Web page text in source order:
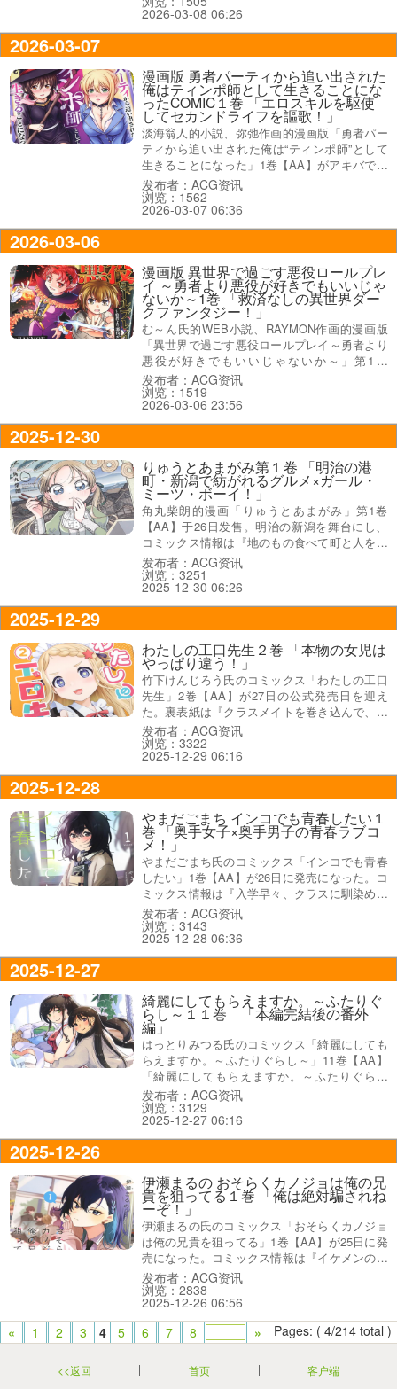
女子が高校生を満喫する無軌道コメディ！』だ
った。
2026-03-08 06:26
2026-03-07
漫画版 勇者パーティから追い出された
俺はティンポ師として生きることにな
ったCOMIC１巻 「エロスキルを駆使
してセカンドライフを謳歌！」
淡海翁人的小説、弥弛作画的漫画版「勇者パー
ティから追い出された俺は“ティンポ師”として
生きることになった」1巻【AA】がアキバでは
もう出ていて、コミックス情報は『元最強賢者
がティンポ師にクラスチェンジ！？』、『エロ
スキルを駆使してセカンドライフを謳歌！』に
なってる。
发布者：ACG资讯
浏览：1562
2026-03-07 06:36
2026-03-06
漫画版 異世界で過ごす悪役ロールプレ
イ ～勇者より悪役が好きでもいいじゃ
ないか～1巻 「救済なしの異世界ダー
クファンタジー！」
む～ん氏的WEB小説、RAYMON作画的漫画版
「異世界で過ごす悪役ロールプレイ～勇者より
悪役が好きでもいいじゃないか～」第1卷
【AA】于秋叶原发售。裏表紙が『いつか魔王へ
至る悪逆譚、開幕！』、オビ謳い文句は『救済
なしの異世界ダークファンタジー！』などな
ど。
发布者：ACG资讯
浏览：1519
2026-03-06 23:56
2025-12-30
りゅうとあまがみ第１卷 「明治の港
町・新潟で紡がれるグルメ×ガール・
ミーツ・ボーイ！」
角丸柴朗的漫画「りゅうとあまがみ」第1卷
【AA】于26日发售。明治の新潟を舞台にし、
コミックス情報は『地のもの食べて町と人を知
っていく、英国少女と、青年料理人のお話』な
ど、謳い文句は『明治の港町・新潟で紡がれ
る、グルメ×ガール・ミーツ・ボーイ！』。
发布者：ACG资讯
浏览：3251
2025-12-30 06:26
2025-12-29
わたしの工口先生２巻 「本物の女児は
やっぱり違う！」
竹下けんじろう氏のコミックス「わたしの工口
先生」2巻【AA】が27日の公式発売日を迎え
た。裏表紙は『クラスメイトを巻き込んで、エ
ロ漫画アシスタントかれんの、普通の小◯生は
体験できないトキメキが…妄想が…止まらない
★』で、オビ謳い文句は『本物の女児はやっぱ
り違う！』だった。
发布者：ACG资讯
浏览：3322
2025-12-29 06:16
2025-12-28
やまだごまち インコでも青春したい１
巻 「奥手女子×奥手男子の青春ラブコ
メ！」
やまだごまち氏のコミックス「インコでも青春
したい」1巻【AA】が26日に発売になった。コ
ミックス情報は『入学早々、クラスに馴染めな
かった高校一年生の将人は、同じく隣の席でひ
とりぼっちの倫子のことが気になっていた』
で、オビ謳い文句が『奥手女子×奥手男子の甘
酸っぱい青春ラブコメ！』などなど。
发布者：ACG资讯
浏览：3143
2025-12-28 06:36
2025-12-27
綺麗にしてもらえますか。～ふたりぐ
らし～１１巻 「本編完結後の番外
編」
はっとりみつる氏のコミックス「綺麗にしても
らえますか。～ふたりぐらし～」11巻【AA】
「綺麗にしてもらえますか。～ふたりぐらし
～」11巻【AA】が25日に発売になった。本編
完結後の番外編をまとめたもの』とのこと。
发布者：ACG资讯
浏览：3129
2025-12-27 06:16
2025-12-26
伊瀬まるの おそらくカノジョは俺の兄
貴を狙ってる１巻 「俺は絶対騙されね
ーぞ！」
伊瀬まるの氏のコミックス「おそらくカノジョ
は俺の兄貴を狙ってる」1巻【AA】が25日に発
売になった。コミックス情報は『イケメンの兄
貴と近づきたい女子に利用され、もう二度と女
性を信じないと決めていた。そんな中、やたら
と話しかけてくる美少女が現れ！？』で、裏表
紙は『俺は絶対騙されねーぞ！』などだった。
发布者：ACG资讯
浏览：2838
2025-12-26 06:56
«
1 2 3 4 5 6 7 8 » Pages: ( 4/214 total )
<<返回 首页 客户端